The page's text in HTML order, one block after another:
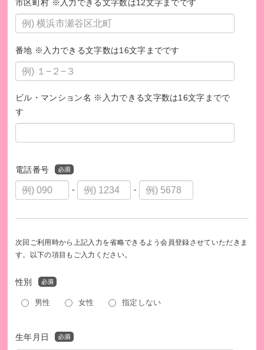
キャリア教育支援誌『みらい百花』、44,000人の中高生へ無
料配布。
市区町村 ※入力できる文字数は12文字までです
番地 ※入力できる文字数は16文字までです
ビル・マンション名 ※入力できる文字数は16文字までで
す
電話番号
- -
次回ご利用時から上記入力を省略できるよう会員登録させていただきま
す。以下の項目もご入力ください。
性別
男性 女性 指定しない
生年月日